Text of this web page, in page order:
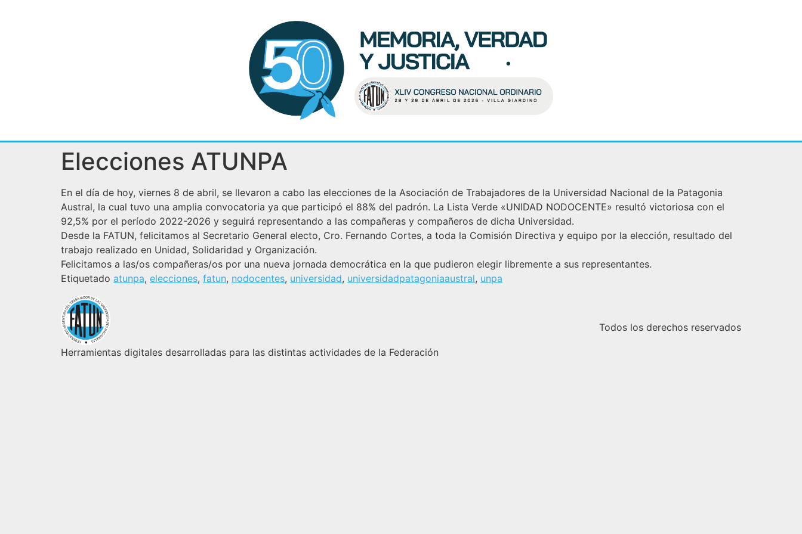
Elecciones ATUNPA
En el día de hoy, viernes 8 de abril, se llevaron a cabo las elecciones de la Asociación de Trabajadores de la Universidad Nacional de la Patagonia
Austral, la cual tuvo una amplia convocatoria ya que participó el 88% del padrón. La Lista Verde «UNIDAD NODOCENTE» resultó victoriosa con el
92,5% por el período 2022-2026 y seguirá representando a las compañeras y compañeros de dicha Universidad.
Desde la FATUN, felicitamos al Secretario General electo, Cro. Fernando Cortes, a toda la Comisión Directiva y equipo por la elección, resultado del
trabajo realizado en Unidad, Solidaridad y Organización.
Felicitamos a las/os compañeras/os por una nueva jornada democrática en la que pudieron elegir libremente a sus representantes.
Etiquetado atunpa, elecciones, fatun, nodocentes, universidad, universidadpatagoniaaustral, unpa
Herramientas digitales desarrolladas para las distintas actividades de la Federación
Todos los derechos reservados